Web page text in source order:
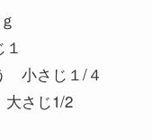
小さじ１/４
さじ1/2